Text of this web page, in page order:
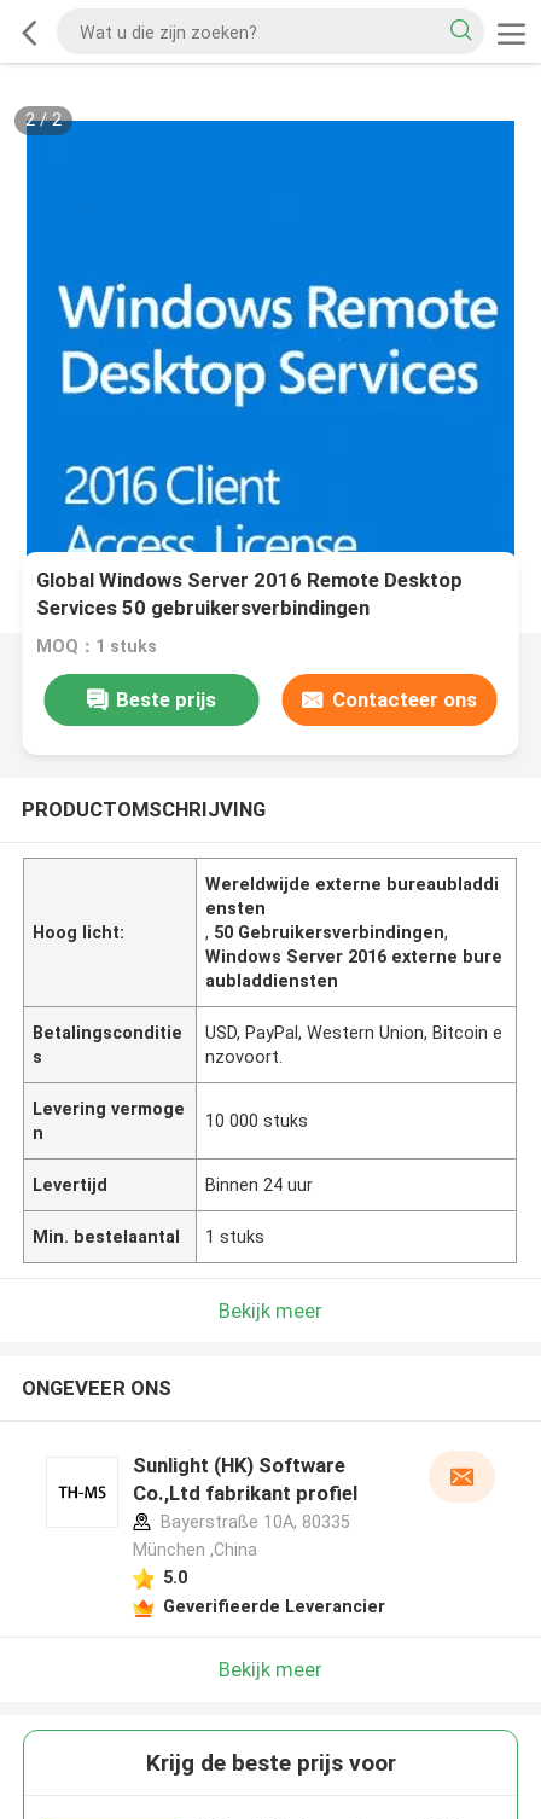
2/2
Global Windows Server 2016 Remote Desktop
Services 50 gebruikersverbindingen
MOQ：1 stuks
Beste prijs Contacteer ons
PRODUCTOMSCHRIJVING
Hoog licht:
Wereldwijde externe bureaubladdi
ensten
, 50 Gebruikersverbindingen,
Windows Server 2016 externe bure
aubladdiensten
Betalingsconditie
s
USD, PayPal, Western Union, Bitcoin e
nzovoort.
Levering vermoge
n
10 000 stuks
Levertijd Binnen 24 uur
Min. bestelaantal 1 stuks
Bekijk meer
ONGEVEER ONS
Sunlight (HK) Software
Co.,Ltd fabrikant profiel
Bayerstraße 10A, 80335
München ,China
5.0
Geverifieerde Leverancier
Bekijk meer
Krijg de beste prijs voor